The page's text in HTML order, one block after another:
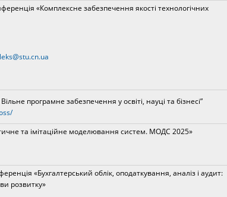
«Комплексне забезпечення якості технологічних
програмне забезпечення у освіті, науці та бізнесі”
та імітаційне моделювання систем. МОДС 2025»
«Бухгалтерський облік, оподаткування, аналіз і аудит:
розвитку»